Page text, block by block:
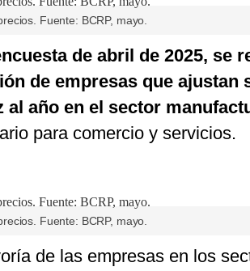
Fuente: BCRP, mayo.
de abril de 2025, se
de empresas que ajustan
al año en el sector
para comercio y servicios.
Fuente: BCRP, mayo.
de las empresas en los